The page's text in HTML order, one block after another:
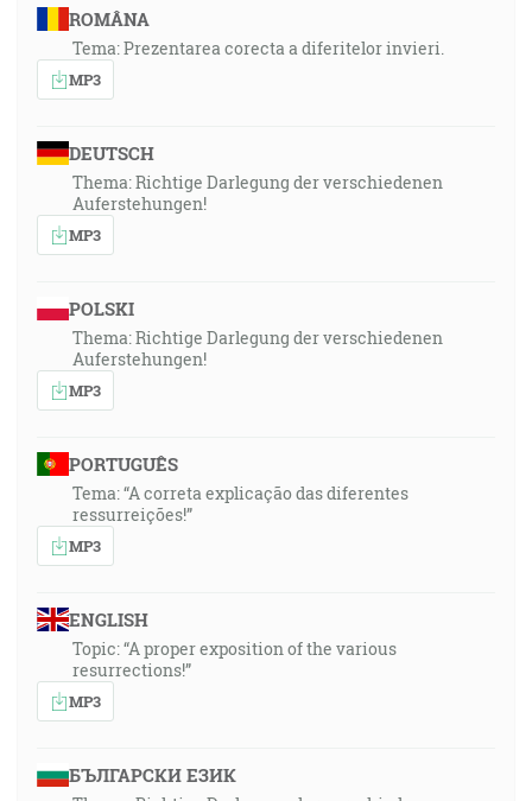
ROMÂNA
Tema: Prezentarea corecta a diferitelor invieri.
MP3
DEUTSCH
Thema: Richtige Darlegung der verschiedenen
Auferstehungen!
MP3
POLSKI
Thema: Richtige Darlegung der verschiedenen
Auferstehungen!
MP3
PORTUGUÊS
Tema: “A correta explicação das diferentes
ressurreições!”
MP3
ENGLISH
Topic: “A proper exposition of the various
resurrections!”
MP3
БЪЛГАРСКИ ЕЗИК